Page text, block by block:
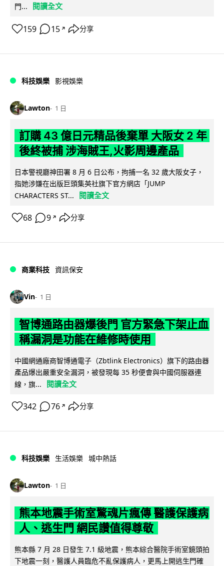
門...
閱讀全文
159 15 ↗ 分享
科技娛樂 影視娛樂
Lawton 1 日
訂購 43 億日元精品後棄單 大阪女 2 年
後終被捕 涉海賊王,火影周邊產品
日本警視廳神田署 8 月 6 日公布，拘捕一名 32 歲大阪女子，
指她涉嫌在出版巨頭集英社旗下官方網店「JUMP
CHARACTERS ST...
閱讀全文
68 9 ↗ 分享
商業科技 資訊保安
Vin 1 日
智博通路由器爆後門 官方緊急下架止血
稱漏洞是功能在維修時使用
中國網通廠商智博通電子（Zbtlink Electronics）旗下的路由器
產品爆出嚴重安全漏洞，被發現每 35 秒便會與中國伺服器連
線，旗...
閱讀全文
342 76 ↗ 分享
科技娛樂 生活娛樂 城中熱話
Lawton 1 日
熊本地震手術室驚魂片瘋傳 醫護保護病
人、逃生門 網民讚值得尊敬
熊本縣 7 月 28 日發生 7.1 級地震，熊本綜合醫院手術室鏡頭拍
下地震一刻，醫護人員臨危不亂保護病人，更馬上開逃生門確